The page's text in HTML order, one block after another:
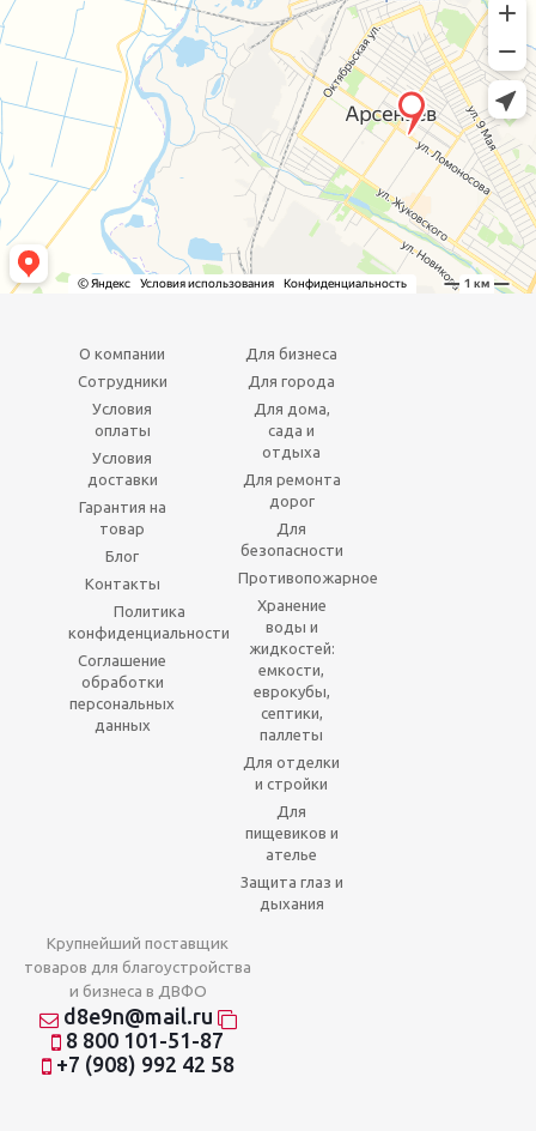
О компании
Сотрудники
Условия
оплаты
Условия
доставки
Гарантия на
товар
Блог
Контакты
Политика
конфиденциальности
Соглашение
обработки
персональных
данных
Для бизнеса
Для города
Для дома,
сада и
отдыха
Для ремонта
дорог
Для
безопасности
Противопожарное
Хранение
воды и
жидкостей:
емкости,
еврокубы,
септики,
паллеты
Для отделки
и стройки
Для
пищевиков и
ателье
Защита глаз и
дыхания
Крупнейший поставщик
товаров для благоустройства
и бизнеса в ДВФО
d8e9n@mail.ru
8 800 101-51-87
+7 (908) 992 42 58